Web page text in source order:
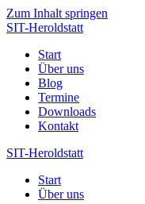
Zum Inhalt springen
SIT-Heroldstatt
Start
Über uns
Blog
Termine
Downloads
Kontakt
SIT-Heroldstatt
Start
Über uns